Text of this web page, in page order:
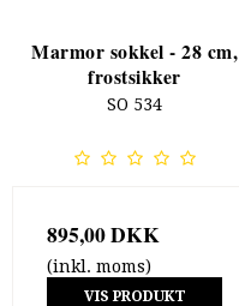
Marmor sokkel - 28 cm,
frostsikker
SO 534
895,00 DKK
(inkl. moms)
VIS PRODUKT